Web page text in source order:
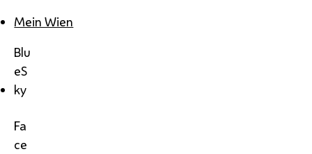
Mein Wien
Blu
eS
ky
Fa
ce